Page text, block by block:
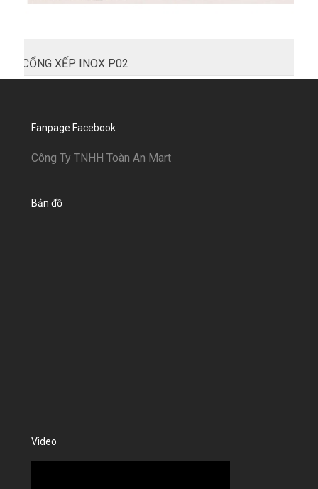
CỔNG XẾP INOX P02
Fanpage Facebook
Công Ty TNHH Toàn An Mart
Bản đồ
Video